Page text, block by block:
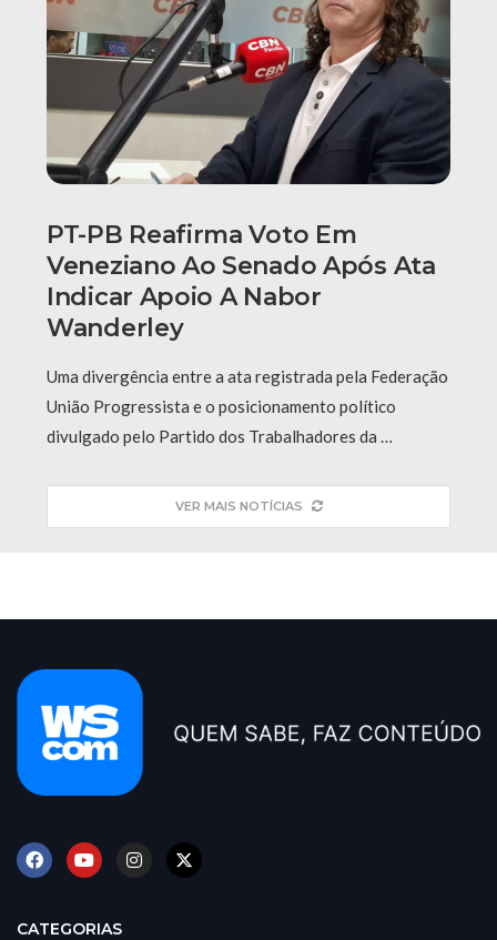
PT-PB Reafirma Voto Em
Veneziano Ao Senado Após Ata
Indicar Apoio A Nabor
Wanderley
Uma divergência entre a ata registrada pela Federação
União Progressista e o posicionamento político
divulgado pelo Partido dos Trabalhadores da …
VER MAIS NOTÍCIAS
CATEGORIAS